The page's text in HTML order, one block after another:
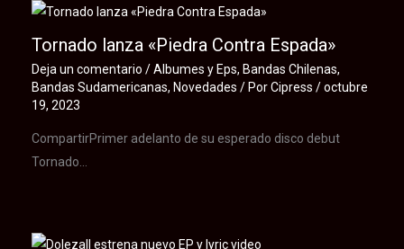
Tornado lanza «Piedra Contra Espada»
Deja un comentario /Albumes y Eps, Bandas Chilenas,
Bandas Sudamericanas, Novedades / PorCipress /octubre
19, 2023
CompartirPrimer adelanto de su esperado disco debut
Tornado…